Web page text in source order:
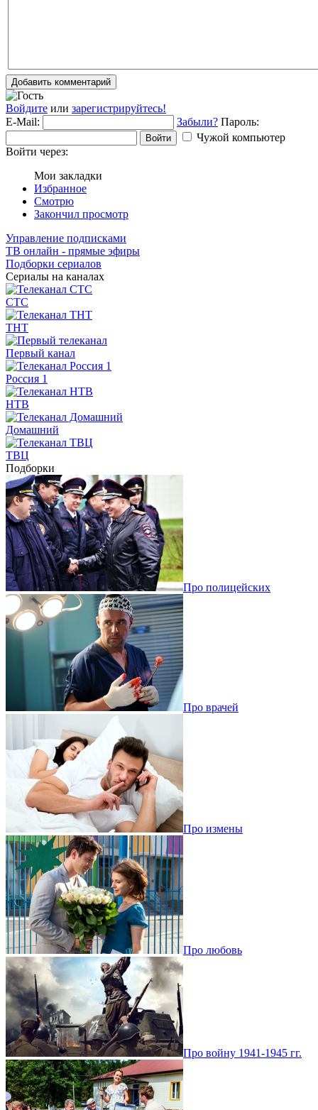
Добавить комментарий
Войдите или зарегистрируйтесь!
E-Mail:
Забыли? Пароль:
Войти
Чужой компьютер
Войти через:
Мои закладки
Избранное
Смотрю
Закончил просмотр
Управление подписками
ТВ онлайн - прямые эфиры
Подборки сериалов
Сериалы на каналах
СТС
ТНТ
Первый канал
Россия 1
НТВ
Домашний
ТВЦ
Подборки
Про полицейских
Про врачей
Про измены
Про любовь
Про войну 1941-1945 гг.